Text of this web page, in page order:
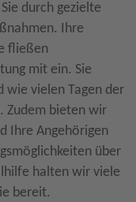
durch gezielte
Ihre
fließen
mit ein. Sie
wie vielen Tagen der
Zudem bieten wir
Ihre Angehörigen
über
halten wir viele
bereit.